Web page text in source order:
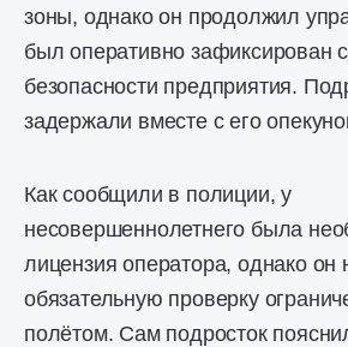
зоны, однако он продолжил
был оперативно зафиксирован
безопасности предприятия.
задержали вместе с его
Как сообщили в полиции, у
несовершеннолетнего была
лицензия оператора, однако
обязательную проверку
полётом. Сам подросток